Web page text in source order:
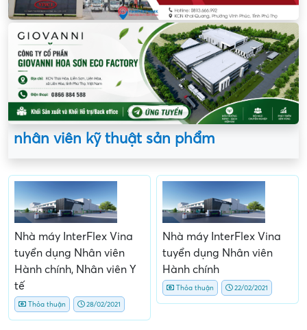
nhân viên kỹ thuật sản phẩm
Nhà máy InterFlex Vina
tuyển dụng Nhân viên
Hành chính, Nhân viên Y
tế
Thỏa thuận 28/02/2021
Nhà máy InterFlex Vina
tuyển dụng Nhân viên
Hành chính
Thỏa thuận 22/02/2021